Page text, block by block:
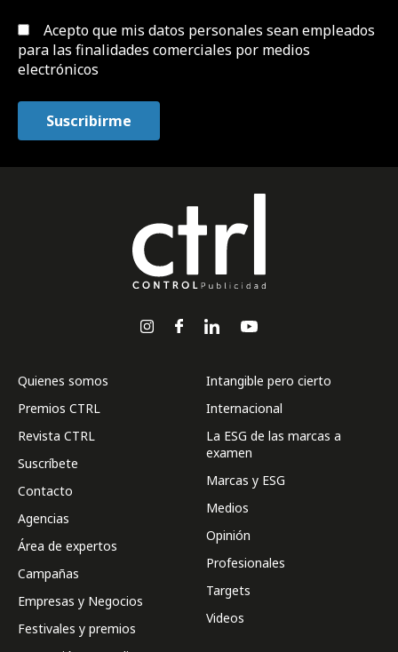
Acepto que mis datos personales sean empleados
para las finalidades comerciales por medios
electrónicos
Quienes somos
Premios CTRL
Revista CTRL
Suscríbete
Contacto
Agencias
Área de expertos
Campañas
Empresas y Negocios
Festivales y premios
Intangible pero cierto
Internacional
La ESG de las marcas a
examen
Marcas y ESG
Medios
Opinión
Profesionales
Targets
Videos